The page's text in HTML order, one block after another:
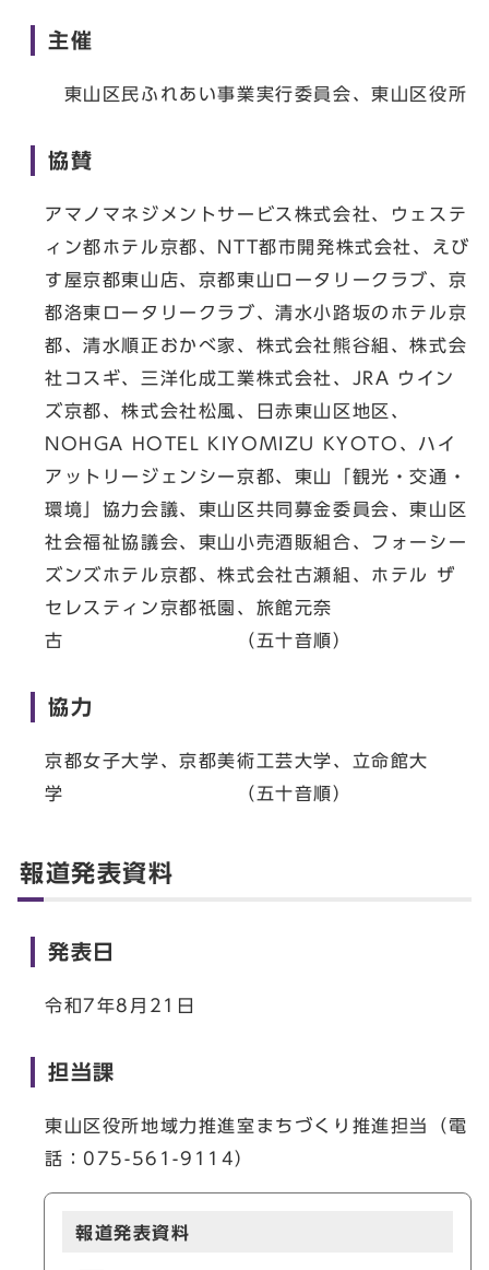
主催
東山区民ふれあい事業実行委員会、東山区役所
協賛
アマノマネジメントサービス株式会社、ウェステ
ィン都ホテル京都、NTT都市開発株式会社、えび
す屋京都東山店、京都東山ロータリークラブ、京
都洛東ロータリークラブ、清水小路坂のホテル京
都、清水順正おかべ家、株式会社熊谷組、株式会
社コスギ、三洋化成工業株式会社、JRA ウイン
ズ京都、株式会社松風、日赤東山区地区、
NOHGA HOTEL KIYOMIZU KYOTO、ハイ
アットリージェンシー京都、東山「観光・交通・
環境」協力会議、東山区共同募金委員会、東山区
社会福祉協議会、東山小売酒販組合、フォーシー
ズンズホテル京都、株式会社古瀬組、ホテル ザ
セレスティン京都祇園、旅館元奈
古 （五十音順）
協力
京都女子大学、京都美術工芸大学、立命館大
学 （五十音順）
報道発表資料
発表日
令和7年8月21日
担当課
東山区役所地域力推進室まちづくり推進担当（電
話：075-561-9114）
報道発表資料